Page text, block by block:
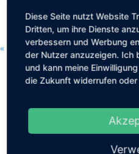
MEHR
« Ältere Einträge
Diese Seite nutzt Website
Dritten, um ihre Dienste
verbessern und Werbung
der Nutzer anzuzeigen. Ich
und kann meine
die Zukunft widerrufen oder